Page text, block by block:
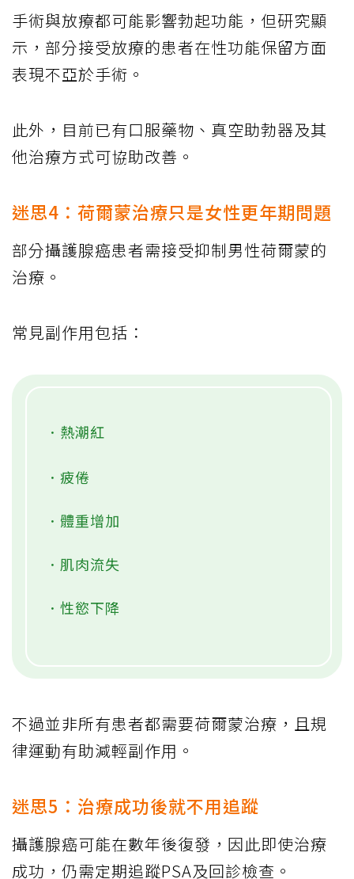
手術與放療都可能影響勃起功能，但研究顯
示，部分接受放療的患者在性功能保留方面
表現不亞於手術。
此外，目前已有口服藥物、真空助勃器及其
他治療方式可協助改善。
迷思4：荷爾蒙治療只是女性更年期問題
部分攝護腺癌患者需接受抑制男性荷爾蒙的
治療。
常見副作用包括：
．熱潮紅
．疲倦
．體重增加
．肌肉流失
．性慾下降
不過並非所有患者都需要荷爾蒙治療，且規
律運動有助減輕副作用。
迷思5：治療成功後就不用追蹤
攝護腺癌可能在數年後復發，因此即使治療
成功，仍需定期追蹤PSA及回診檢查。